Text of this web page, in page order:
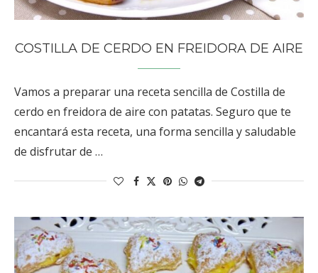
COSTILLA DE CERDO EN FREIDORA DE AIRE
Vamos a preparar una receta sencilla de Costilla de
cerdo en freidora de aire con patatas. Seguro que te
encantará esta receta, una forma sencilla y saludable
de disfrutar de …